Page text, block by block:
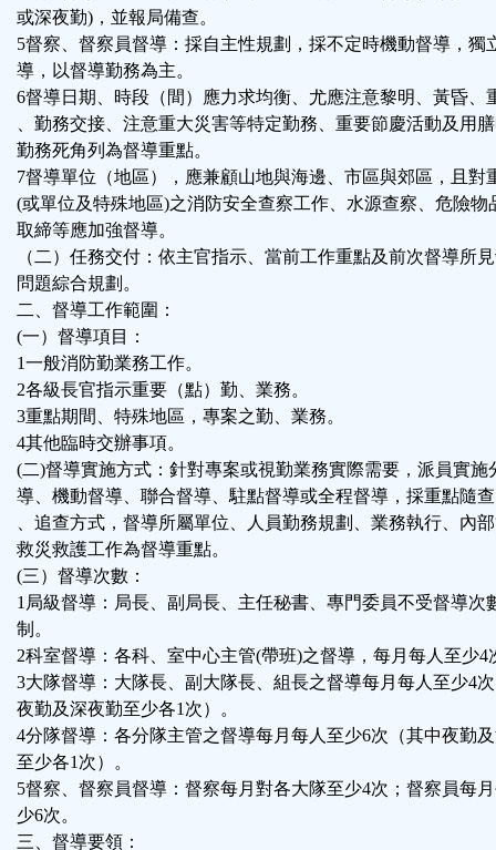
或深夜勤)，並報局備查。
5督察、督察員督導：採自主性規劃，採不定時機動督導，獨
導，以督導勤務為主。
6督導日期、時段（間）應力求均衡、尤應注意黎明、黃昏、
、勤務交接、注意重大災害等特定勤務、重要節慶活動及用
勤務死角列為督導重點。
7督導單位（地區），應兼顧山地與海邊、市區與郊區，且對
(或單位及特殊地區)之消防安全查察工作、水源查察、危險物
取締等應加強督導。
（二）任務交付：依主官指示、當前工作重點及前次督導所
問題綜合規劃。
二、督導工作範圍：
(一）督導項目：
1一般消防勤業務工作。
2各級長官指示重要（點）勤、業務。
3重點期間、特殊地區，專案之勤、業務。
4其他臨時交辦事項。
(二)督導實施方式：針對專案或視勤業務實際需要，派員實施
導、機動督導、聯合督導、駐點督導或全程督導，採重點隨
、追查方式，督導所屬單位、人員勤務規劃、業務執行、內
救災救護工作為督導重點。
(三）督導次數：
1局級督導：局長、副局長、主任秘書、專門委員不受督導次
制。
2科室督導：各科、室中心主管(帶班)之督導，每月每人至少4
3大隊督導：大隊長、副大隊長、組長之督導每月每人至少4
夜勤及深夜勤至少各1次）。
4分隊督導：各分隊主管之督導每月每人至少6次（其中夜勤
至少各1次）。
5督察、督察員督導：督察每月對各大隊至少4次；督察員每
少6次。
三、督導要領：